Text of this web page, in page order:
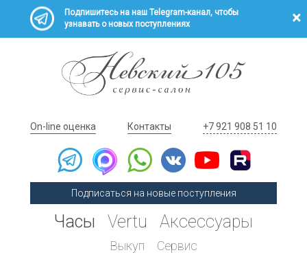
Подпишитесь на наш Telegram-канал, чтобы
узнавать о новых поступлениях
On-line оценка Контакты +7 921 908 51 10
Подписаться на новые поступления
Часы Vertu Аксессуары
Выкуп Сервис